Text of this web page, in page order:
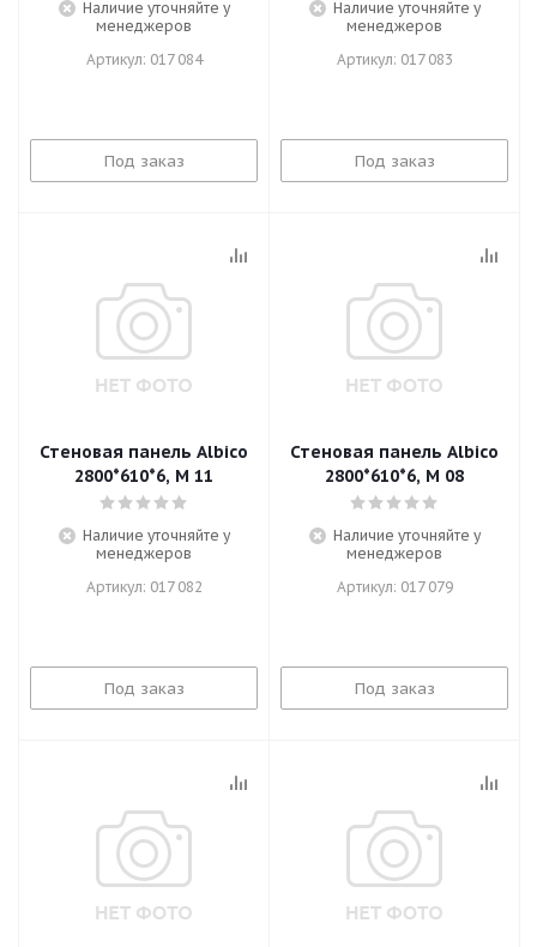
Наличие уточняйте у
менеджеров
Артикул: 017 084
Под заказ
Наличие уточняйте у
менеджеров
Артикул: 017 083
Под заказ
Стеновая панель Albico
2800*610*6, M 11
Наличие уточняйте у
менеджеров
Артикул: 017 082
Под заказ
Стеновая панель Albico
2800*610*6, M 08
Наличие уточняйте у
менеджеров
Артикул: 017 079
Под заказ